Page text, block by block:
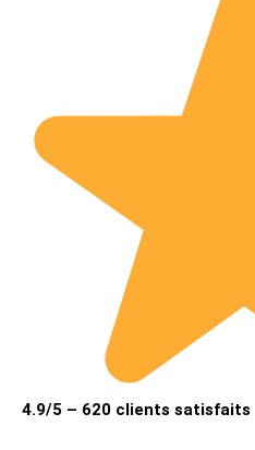
4.9/5 – 620 clients satisfaits